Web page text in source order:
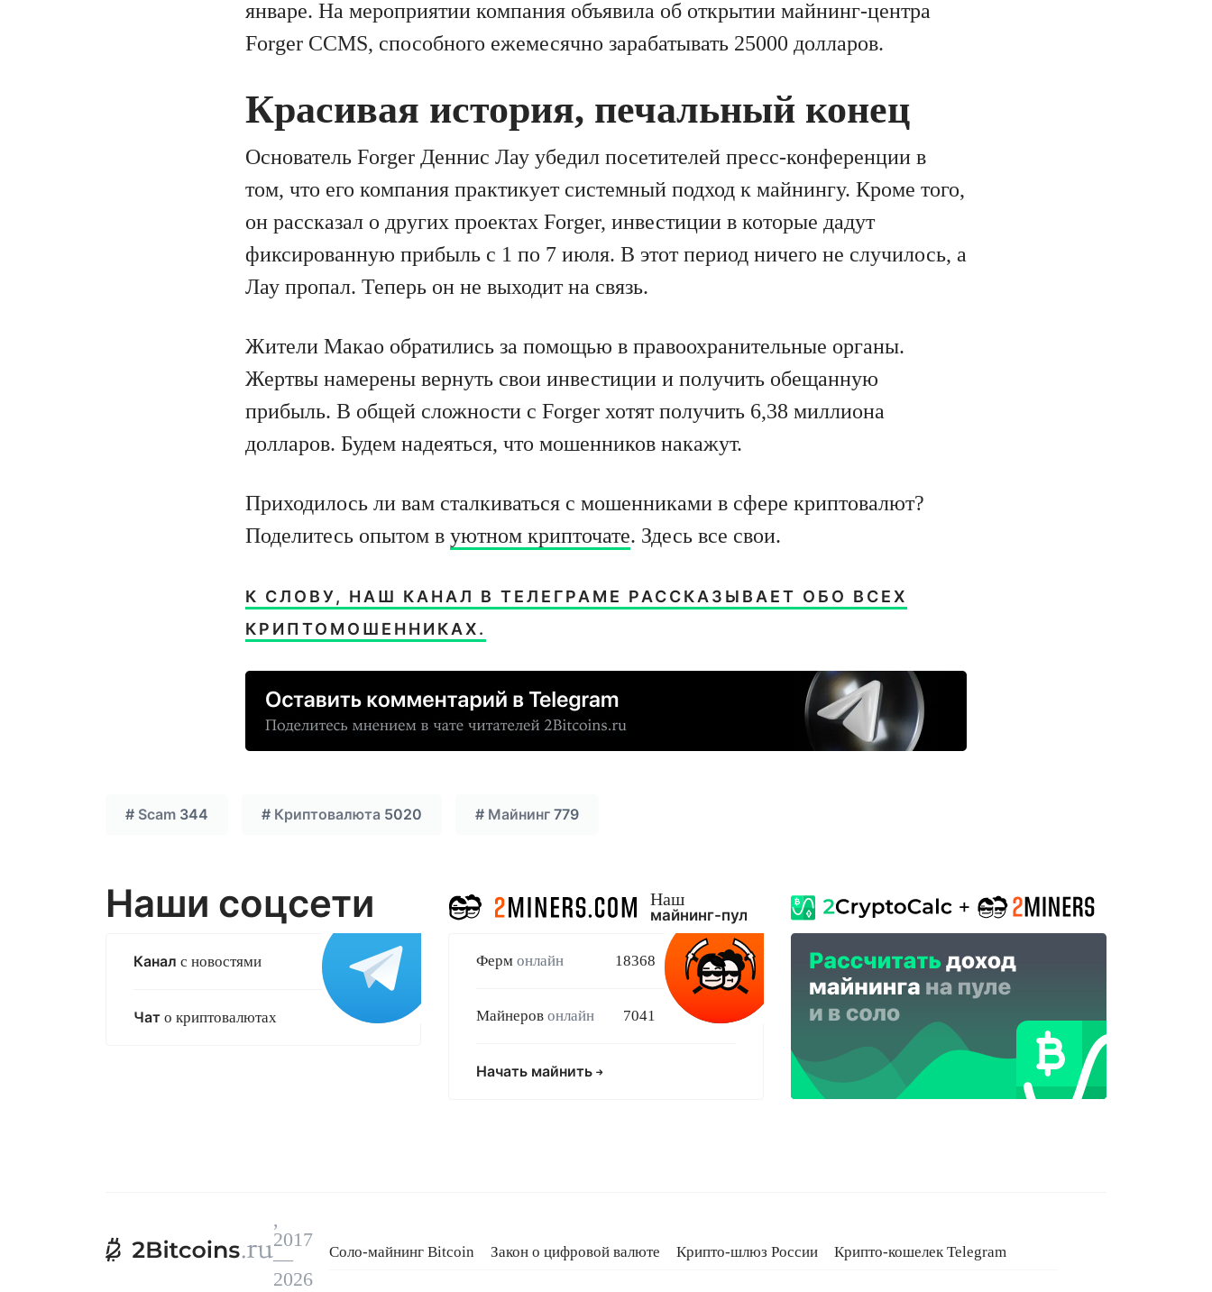
январе. На мероприятии компания объявила об открытии майнинг-центра
Forger CCMS, способного ежемесячно зарабатывать 25000 долларов.
Красивая история, печальный конец
Основатель Forger Деннис Лау убедил посетителей пресс-конференции в
том, что его компания практикует системный подход к майнингу. Кроме того,
он рассказал о других проектах Forger, инвестиции в которые дадут
фиксированную прибыль с 1 по 7 июля. В этот период ничего не случилось, а
Лау пропал. Теперь он не выходит на связь.
Жители Макао обратились за помощью в правоохранительные органы.
Жертвы намерены вернуть свои инвестиции и получить обещанную
прибыль. В общей сложности с Forger хотят получить 6,38 миллиона
долларов. Будем надеяться, что мошенников накажут.
Приходилось ли вам сталкиваться с мошенниками в сфере криптовалют?
Поделитесь опытом в уютном крипточате. Здесь все свои.
К СЛОВУ, НАШ КАНАЛ В ТЕЛЕГРАМЕ РАССКАЗЫВАЕТ ОБО ВСЕХ
КРИПТОМОШЕННИКАХ.
# Scam 344 # Криптовалюта 5020 # Майнинг 779
Наши соцсети
Канал с новостями
Чат о криптовалютах
Наш
майнинг-пул
Ферм онлайн 18368
Майнеров онлайн 7041
Начать майнить
,
2017
—
2026
Соло-майнинг Bitcoin Закон о цифровой валюте Крипто-шлюз России
Крипто-кошелек Telegram